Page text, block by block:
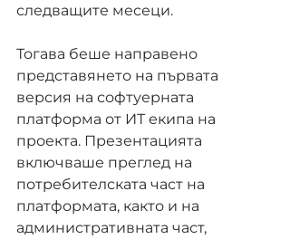
следващите месеци.
Тогава беше направено
представянето на първата
версия на софтуерната
платформа от ИТ екипа на
проекта. Презентацията
включваше преглед на
потребителската част на
платформата, както и на
административната част,